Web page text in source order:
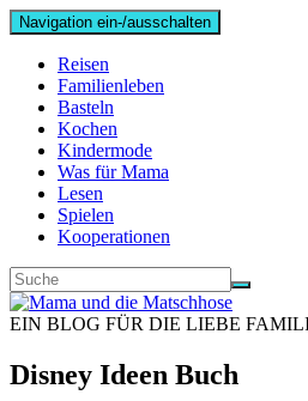
Navigation ein-/ausschalten
Reisen
Familienleben
Basteln
Kochen
Kindermode
Was für Mama
Lesen
Spielen
Kooperationen
EIN BLOG FÜR DIE LIEBE
Disney Ideen Buch